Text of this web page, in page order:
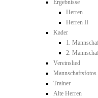
Ergebnisse
Herren
Herren II
Kader
1.
2.
Vereinslied
Mannschaftsfotos
Trainer
Alte Herren